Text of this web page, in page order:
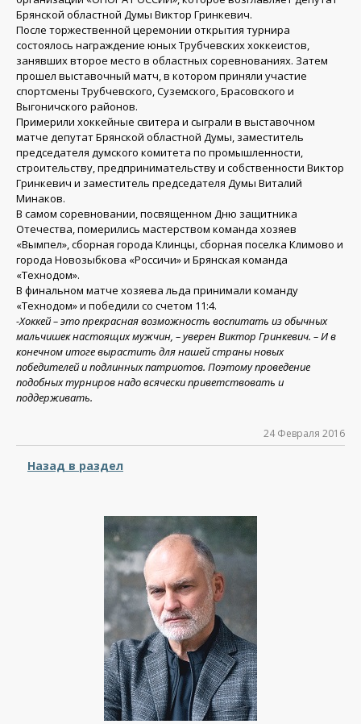
Брянской областной Думы Виктор Гринкевич.
После торжественной церемонии открытия турнира
состоялось награждение юных Трубчевских хоккеистов,
занявших второе место в областных соревнованиях. Затем
прошел выставочный матч, в котором приняли участие
спортсмены Трубчевского, Суземского, Брасовского и
Выгоничского районов.
Примерили хоккейные свитера и сыграли в выставочном
матче депутат Брянской областной Думы, заместитель
председателя думского комитета по промышленности,
строительству, предпринимательству и собственности Виктор
Гринкевич и заместитель председателя Думы Виталий
Минаков.
В самом соревновании, посвященном Дню защитника
Отечества, померились мастерством команда хозяев
«Вымпел», сборная города Клинцы, сборная поселка Климово и
города Новозыбкова «Россичи» и Брянская команда
«Технодом».
В финальном матче хозяева льда принимали команду
«Технодом» и победили со счетом 11:4.
-Хоккей – это прекрасная возможность воспитать из обычных
мальчишек настоящих мужчин, – уверен Виктор Гринкевич. – И в
конечном итоге вырастить для нашей страны новых
победителей и подлинных патриотов. Поэтому проведение
подобных турниров надо всячески приветствовать и
поддерживать.
24 Февраля 2016
Назад в раздел